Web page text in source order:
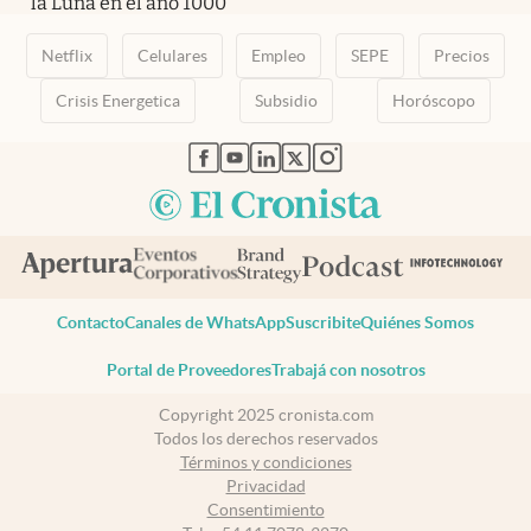
Netflix Celulares Empleo SEPE Precios
Crisis Energetica Subsidio Horóscopo
abre en nueva pestaña
abre en nueva pestaña
abre en nueva pestaña
abre en nueva pestaña
abre en nueva pestaña
ContactoCanales de WhatsAppSuscribiteQuiénes Somos
Portal de ProveedoresTrabajá con nosotros
Copyright 2025 cronista.com
Todos los derechos reservados
Términos y condiciones
Privacidad
Consentimiento